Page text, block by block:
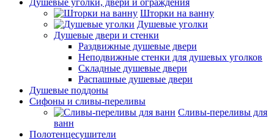
Душевые уголки, двери и ограждения
Шторки на ванну
Душевые уголки
Душевые двери и стенки
Раздвижные душевые двери
Неподвижные стенки для душевых уголков
Складные душевые двери
Распашные душевые двери
Душевые поддоны
Сифоны и сливы-переливы
Сливы-переливы для
ванн
Полотенцесушители